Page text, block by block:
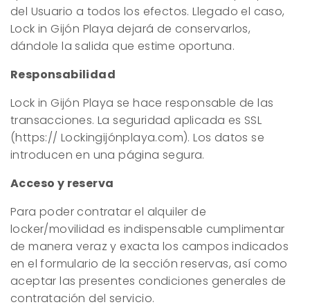
del Usuario a todos los efectos. Llegado el caso,
Lock in Gijón Playa dejará de conservarlos,
dándole la salida que estime oportuna.
Responsabilidad
Lock in Gijón Playa se hace responsable de las
transacciones. La seguridad aplicada es SSL
(https:// Lockingijónplaya.com). Los datos se
introducen en una página segura.
Acceso y reserva
Para poder contratar el alquiler de
locker/movilidad es indispensable cumplimentar
de manera veraz y exacta los campos indicados
en el formulario de la sección reservas, así como
aceptar las presentes condiciones generales de
contratación del servicio.